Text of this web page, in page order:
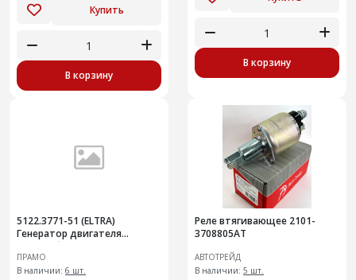
Купить
В корзину
В корзину
5122.3771-51 (ELTRA)
Генератор двигателя
автомобилядля ГАЗ, УАЗ с
двиг. УМЗ-А274 EvoTech 2.7,
УМЗ-4
ПРАМО
В наличии: 6 шт.
Реле втягивающее 2101-
3708805AT
АВТОТРЕЙД
В наличии: 5 шт.